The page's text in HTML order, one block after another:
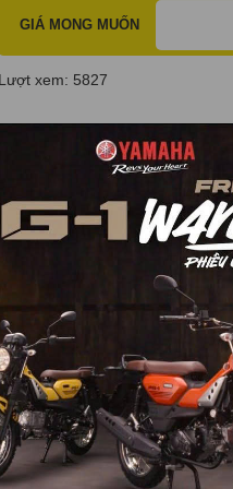
GIÁ MONG MUỐN
Lượt xem: 5827
BÁN CHẠY